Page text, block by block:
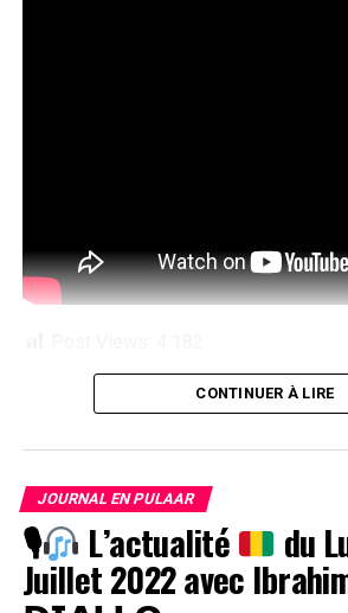
CONTINUER À LIRE
JOURNAL EN PULAAR
🎙 L’actualité du
Juillet 2022 avec